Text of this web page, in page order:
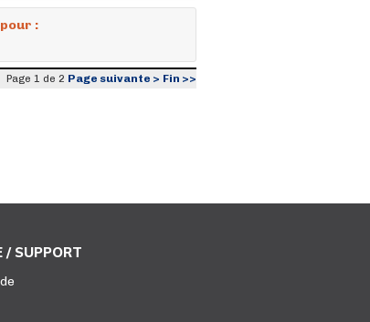
:
Page 1 de 2 Page suivante > Fin >>
/ SUPPORT